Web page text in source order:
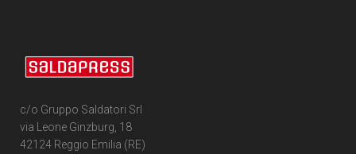
c/o Gruppo Saldatori Srl
via Leone Ginzburg, 18
42124 Reggio Emilia (RE)